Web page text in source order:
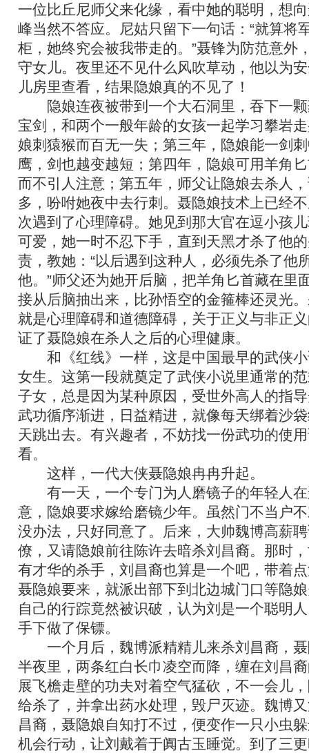
一位比丘尼师父来化缘，看中她的聪明，想
峰当然不答应。尼姑只留下一句话：“就算将
柜，她终究会被我带走的。”聂锋为防范意外
守女儿。夜里还不见什么风吹草动，他以为
儿房里查看，结果隐娘真的不见了！
隐娘连夜被带到一个大石洞里，吞下一颗
宝剑，和两个一般年龄的女孩一起学习攀岩
娘刺猿猴而百无一失；第三年，隐娘能一剑
鹰，剑也越变越短；第四年，隐娘可用羊角
而不引人注意；第五年，师父让隐娘去杀人
多，吩咐她夜中去行刺。聂隐娘技术上已经
次遇到了心理障碍。她见到那大官在逗小孩
可爱，她一时不忍下手，直到天黑才杀了他
责，教她：“以后遇到这种人，必须先杀了他
他。”师父还为她开后脑，把羊角匕首藏在里
接从后脑抽出来，比孙悟空的金箍棒还灵光
就是心理障碍和道德障碍，关于正义与非正
证了聂隐娘在杀人之后的心理健康。
和《红线》一样，这是中国最早的武侠小
女生。这第一段就奠定了武侠小说里通常的
子女，总是因为某种原因，受世外高人的指
武功循序渐进，日益精进，就像每天绑着沙
天跳出去。有兴趣者，不妨找一份武功的使
看。
这样，一代大侠聂隐娘冉冉升起。
有一天，一个专门为人磨镜子的年轻人在
意，隐娘要求嫁给磨镜少年。虽然门不当户
没办法，只好同意了。后来，大帅魏博高薪
僚，又请隐娘前往陈许去暗杀刘昌裔。那时
有才华的杀手，刘昌裔也算是一个吧，带着
聂隐娘要来，就派出部下到北边城门口等隐
自己的行踪竟然被识破，认为刘是一个聪明
手下做了保镖。
一个月后，魏博派精精儿来杀刘昌裔，聂
半夜里，两条红白长巾凌空而降，缠在刘昌
展飞檐走壁的功夫对着空气猛砍，不一会儿
给杀了，并拿出药水处理，毁尸灭迹。魏博
昌裔，聂隐娘自知打不过，便变作一只小虫
机会行动，让刘戴着于阗古玉睡觉。到了三